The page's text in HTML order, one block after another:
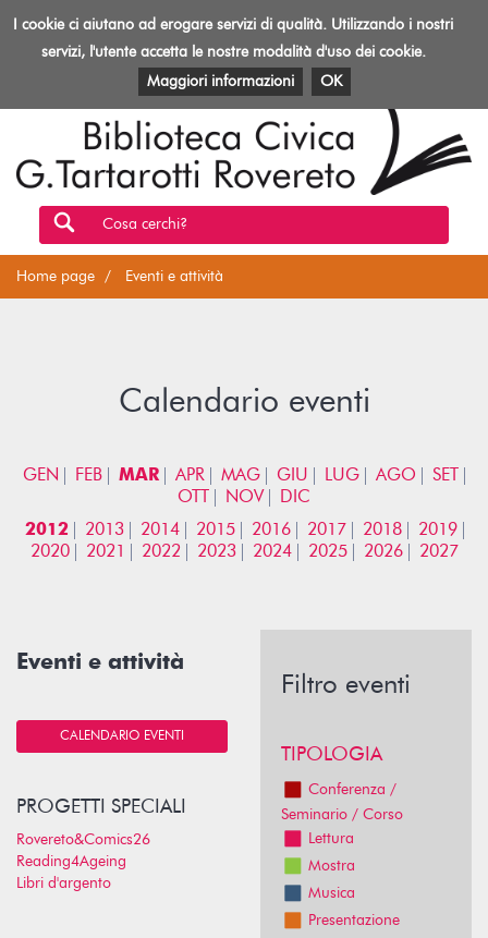
Toggle
Biblioteca
Rovereto
EVENTI E ATTIVITÀ PATRIMONIO E RISORSE
Cosa cerchi?
Home page Eventi e attività
Calendario eventi
GEN FEB MAR APR MAG GIU LUG AGO
SET
OTT
NOV
DIC
2012
2013 2014 2015 2016 2017 2018
2019
2020
2021 2022 2023 2024 2025 2026 2027
Eventi e attività
CALENDARIO EVENTI
PROGETTI SPECIALI
Rovereto&Comics26
Reading4Ageing
Libri d'argento
Filtro eventi
TIPOLOGIA
Conferenza /
Seminario / Corso
Lettura
Mostra
Musica
Presentazione
I cookie ci aiutano ad erogare servizi di qualità. Utilizzando i nostri
servizi, l'utente accetta le nostre modalità d'uso dei cookie.
Maggiori informazioni
OK